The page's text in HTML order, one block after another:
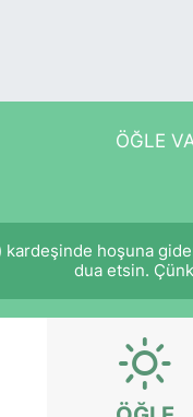
ÖĞLE
kardeşinde hoşuna
dua etsin.